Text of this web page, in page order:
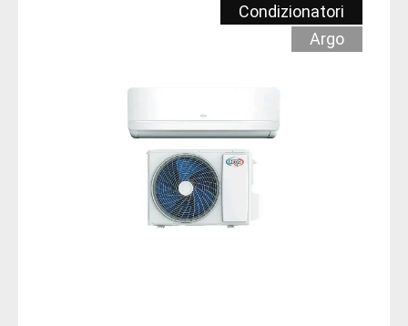
Condizionatori
Argo